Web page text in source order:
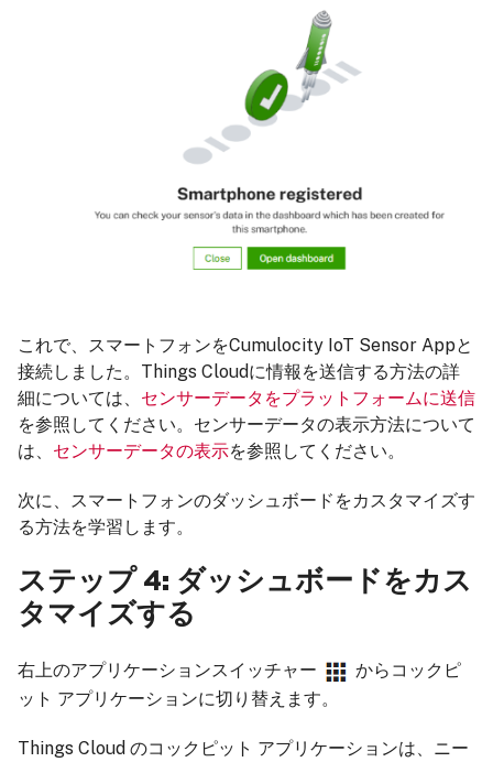
これで、スマートフォンをCumulocity IoT Sensor Appと
接続しました。Things Cloudに情報を送信する方法の詳
細については、 センサーデータをプラットフォームに送信
を参照してください。センサーデータの表示方法について
は、 センサーデータの表示を参照してください。
次に、スマートフォンのダッシュボードをカスタマイズす
る方法を学習します。
ステップ 4: ダッシュボードをカス
タマイズする
右上のアプリケーションスイッチャー
からコックピ
ット アプリケーションに切り替えます。
Things Cloud のコックピット アプリケーションは、ニー